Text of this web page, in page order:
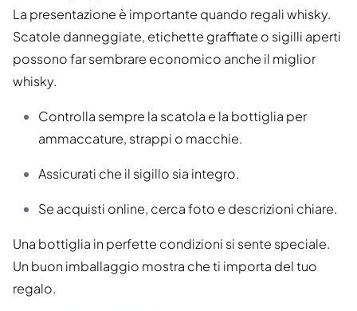
La presentazione è importante quando regali whisky.
Scatole danneggiate, etichette graffiate o sigilli aperti
possono far sembrare economico anche il miglior
whisky.
Controlla sempre la scatola e la bottiglia per
ammaccature, strappi o macchie.
Assicurati che il sigillo sia integro.
Se acquisti online, cerca foto e descrizioni chiare.
Una bottiglia in perfette condizioni si sente speciale.
Un buon imballaggio mostra che ti importa del tuo
regalo.